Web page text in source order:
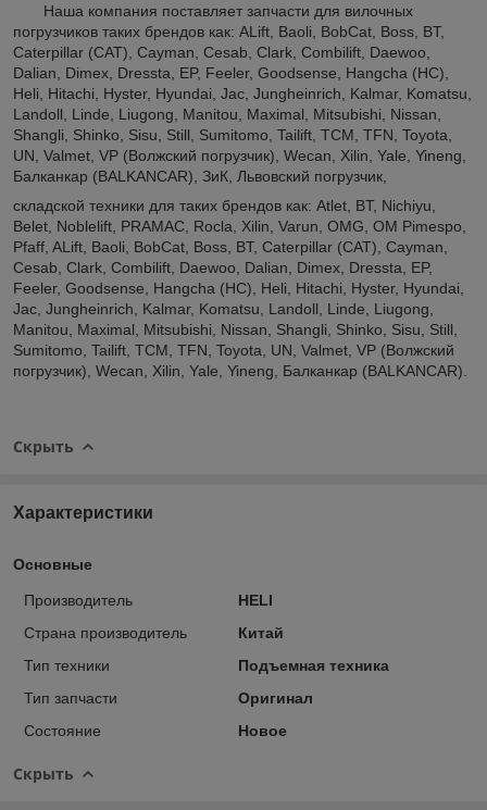
Наша компания поставляет запчасти для вилочных
погрузчиков таких брендов как: ALift, Baoli, BobCat, Boss, BT,
Caterpillar (CAT), Cayman, Cesab, Clark, Combilift, Daewoo,
Dalian, Dimex, Dressta, EP, Feeler, Goodsense, Hangcha (HC),
Heli, Hitachi, Hyster, Hyundai, Jac, Jungheinrich, Kalmar, Komatsu,
Landoll, Linde, Liugong, Manitou, Maximal, Mitsubishi, Nissan,
Shangli, Shinko, Sisu, Still, Sumitomo, Tailift, TCM, TFN, Toyota,
UN, Valmet, VP (Волжский погрузчик), Wecan, Xilin, Yale, Yineng,
Балканкар (BALKANCAR), ЗиК, Львовский погрузчик,
складской техники для таких брендов как: Atlet, BT, Nichiyu,
Belet, Noblelift, PRAMAC, Rocla, Xilin, Varun, OMG, OM Pimespo,
Pfaff, ALift, Baoli, BobCat, Boss, BT, Caterpillar (CAT), Cayman,
Cesab, Clark, Combilift, Daewoo, Dalian, Dimex, Dressta, EP,
Feeler, Goodsense, Hangcha (HC), Heli, Hitachi, Hyster, Hyundai,
Jac, Jungheinrich, Kalmar, Komatsu, Landoll, Linde, Liugong,
Manitou, Maximal, Mitsubishi, Nissan, Shangli, Shinko, Sisu, Still,
Sumitomo, Tailift, TCM, TFN, Toyota, UN, Valmet, VP (Волжский
погрузчик), Wecan, Xilin, Yale, Yineng, Балканкар (BALKANCAR).
Скрыть
Характеристики
Основные
Производитель
HELI
Страна производитель
Китай
Тип техники
Подъемная техника
Тип запчасти
Оригинал
Состояние
Новое
Скрыть